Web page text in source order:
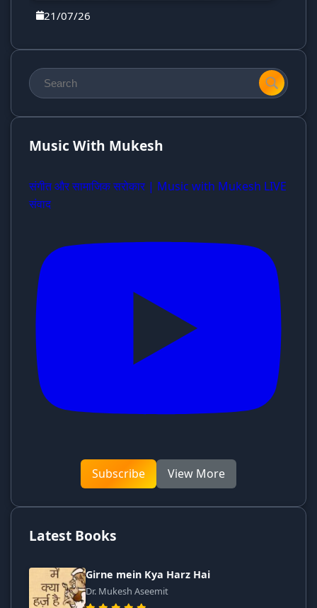
21/07/26
Music With Mukesh
संगीत और सामाजिक सरोकार | Music with Mukesh LIVE
संवाद
Subscribe View More
Latest Books
Girne mein Kya Harz Hai
Dr. Mukesh Aseemit